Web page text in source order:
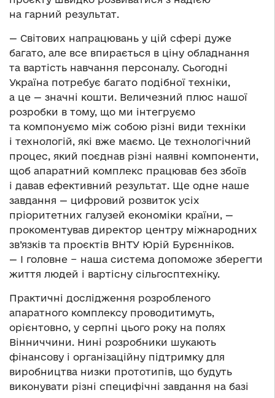
на гарний результат.
— Світових напрацювань у цій сфері дуже
багато, але все впирається в ціну обладнання
та вартість навчання персоналу. Сьогодні
Україна потребує багато подібної техніки,
а це — значні кошти. Величезний плюс нашої
розробки в тому, що ми інтегруємо
та компонуємо між собою різні види техніки
і технологій, які вже маємо. Це технологічний
процес, який поєднав різні наявні компоненти,
щоб апаратний комплекс працював без збоїв
і давав ефективний результат. Ще одне наше
завдання — цифровий розвиток усіх
пріоритетних галузей економіки країни, —
прокоментував директор центру міжнародних
зв’язків та проєктів ВНТУ Юрій Бурєнніков.
— І головне − наша система допоможе зберегти
життя людей і вартісну сільгосптехніку.
Практичні дослідження розробленого
апаратного комплексу проводитимуть,
орієнтовно, у серпні цього року на полях
Вінниччини. Нині розробники шукають
фінансову і організаційну підтримку для
виробництва низки прототипів, що будуть
виконувати різні специфічні завдання на базі